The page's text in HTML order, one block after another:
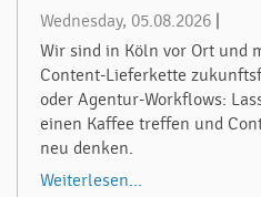
Wednesday, 05.08.2026
Wir sind in Köln vor Ort und
Content-Lieferkette
oder Agentur-Workflows:
einen Kaffee treffen und
neu denken.
Weiterlesen...